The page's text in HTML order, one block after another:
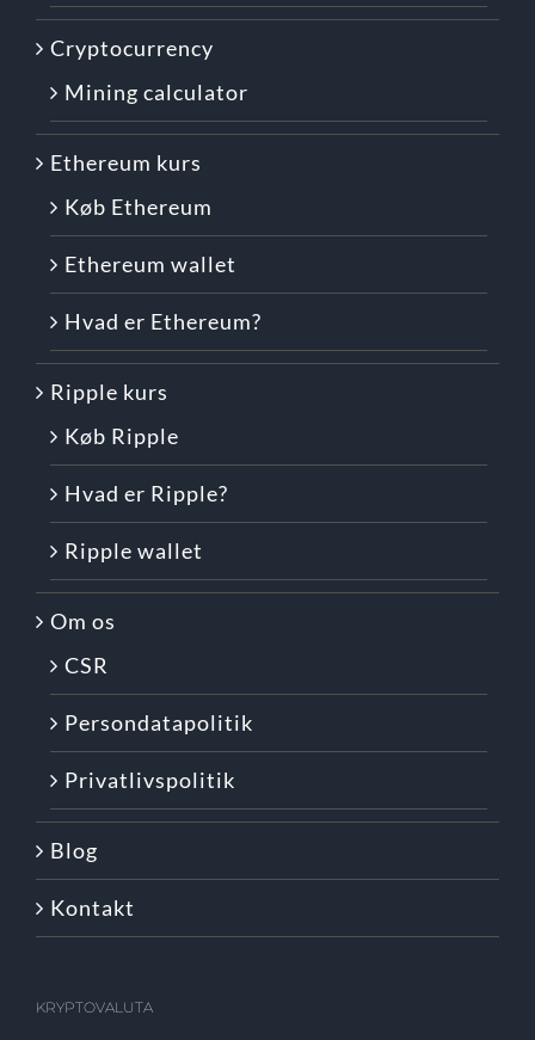
Cryptocurrency
Mining calculator
Ethereum kurs
Køb Ethereum
Ethereum wallet
Hvad er Ethereum?
Ripple kurs
Køb Ripple
Hvad er Ripple?
Ripple wallet
Om os
CSR
Persondatapolitik
Privatlivspolitik
Blog
Kontakt
KRYPTOVALUTA